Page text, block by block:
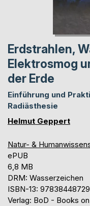
Erdstrahlen,
Elektrosmog
der Erde
Einführung und
Radiästhesie
Helmut Geppert
Natur- &
ePUB
6,8 MB
DRM: Wasserzeichen
ISBN-13:
Verlag: BoD - Books